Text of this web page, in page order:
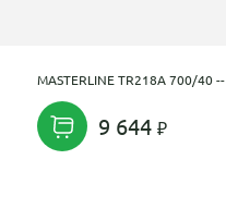
MASTERLINE TR218A 700/40 --
9 644